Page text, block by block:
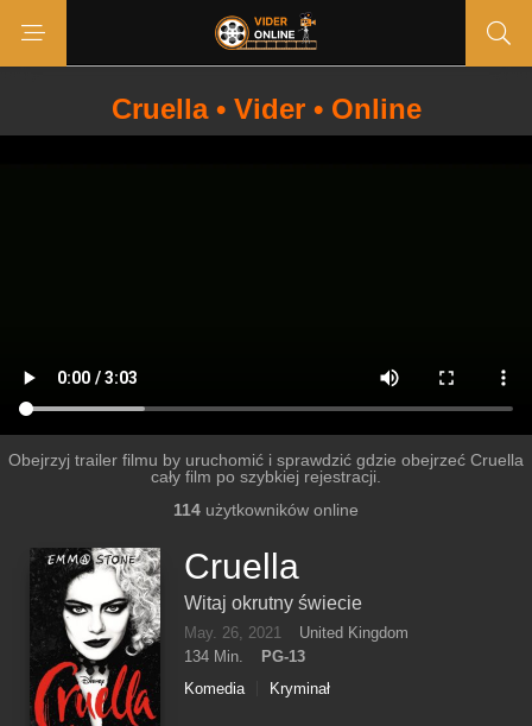
Cruella • Vider • Online
Obejrzyj trailer filmu by uruchomić i sprawdzić gdzie obejrzeć Cruella
cały film po szybkiej rejestracji.
114 użytkowników online
Cruella
Witaj okrutny świecie
May. 26, 2021
United Kingdom
134 Min.
PG-13
Komedia
Kryminał